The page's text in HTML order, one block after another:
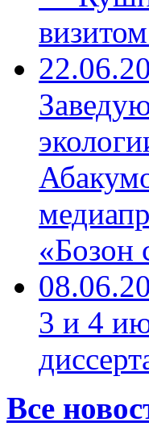
«Бозон
3 и 4
Все